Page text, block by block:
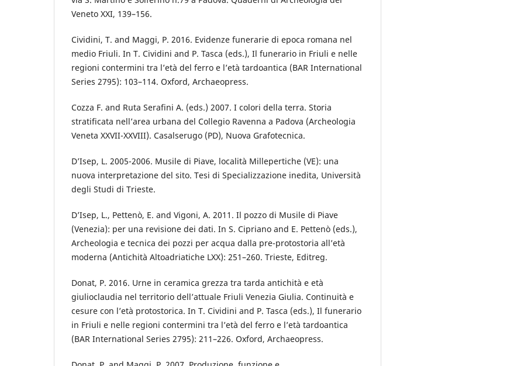
Veneto XXI, 139–156.
Cividini, T. and Maggi, P. 2016. Evidenze funerarie di epoca romana nel
medio Friuli. In T. Cividini and P. Tasca (eds.), Il funerario in Friuli e nelle
regioni contermini tra l’età del ferro e l’età tardoantica (BAR International
Series 2795): 103–114. Oxford, Archaeopress.
Cozza F. and Ruta Serafini A. (eds.) 2007. I colori della terra. Storia
stratificata nell’area urbana del Collegio Ravenna a Padova (Archeologia
Veneta XXVII-XXVIII). Casalserugo (PD), Nuova Grafotecnica.
D’Isep, L. 2005-2006. Musile di Piave, località Millepertiche (VE): una
nuova interpretazione del sito. Tesi di Specializzazione inedita, Università
degli Studi di Trieste.
D’Isep, L., Pettenò, E. and Vigoni, A. 2011. Il pozzo di Musile di Piave
(Venezia): per una revisione dei dati. In S. Cipriano and E. Pettenò (eds.),
Archeologia e tecnica dei pozzi per acqua dalla pre-protostoria all’età
moderna (Antichità Altoadriatiche LXX): 251–260. Trieste, Editreg.
Donat, P. 2016. Urne in ceramica grezza tra tarda antichità e età
giulioclaudia nel territorio dell’attuale Friuli Venezia Giulia. Continuità e
cesure con l’età protostorica. In T. Cividini and P. Tasca (eds.), Il funerario
in Friuli e nelle regioni contermini tra l’età del ferro e l’età tardoantica
(BAR International Series 2795): 211–226. Oxford, Archaeopress.